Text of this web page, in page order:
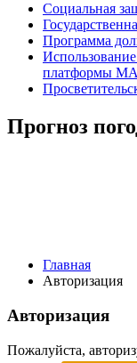
Социальная
Программа
платформы
Прогноз
Главная
Авторизация
Авторизация
Пожалуйста,